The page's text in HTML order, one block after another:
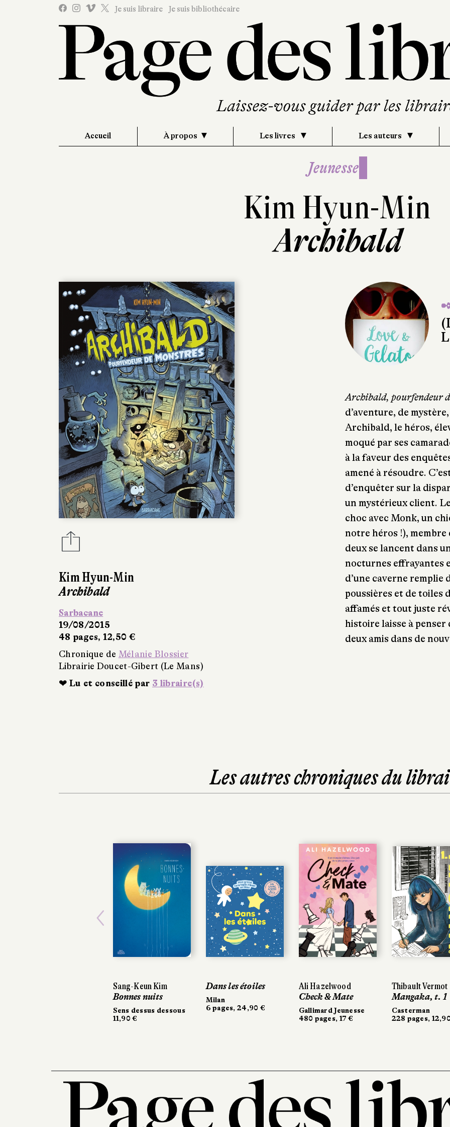
Je suis libraire Je suis bibliothécaire
Accueil À propos Les livres Les auteurs
Jeunesse
Kim Hyun-Min
Archibald
Kim Hyun-Min
Archibald
Sarbacane
19/08/2015
48 pages, 12,50 €
Chronique de Mélanie Blossier
Librairie Doucet-Gibert (Le Mans)
❤ Lu et conseillé par 3 libraire(s)
Archibald, pourfendeur
d’aventure, de
Archibald, le héros,
moqué par ses
à la faveur des
amené à résoudre.
d’enquêter sur la
un mystérieux client.
choc avec Monk, un
notre héros !), membre
deux se lancent dans
nocturnes effrayantes
d’une caverne remplie
poussières et de toiles
affamés et tout juste
histoire laisse à
deux amis dans de
Les autres chroniques du
Sang-Keun Kim
Bonnes nuits
Sens dessus dessous
11,90 €
Dans les étoiles
Milan
6 pages, 24,90 €
Ali Hazelwood
Check & Mate
Gallimard Jeunesse
480 pages, 17 €
Thibault Vermot
Mangaka, t. 1
Casterman
228 pages,
Dans les étoiles
Milan
6 pages, 24,90 €
Ali Hazelwood
Check & Mate
Gallimard Jeunesse
480 pages, 17 €
Thibault Vermot
Mangaka, t. 1
Casterman
228 pages,
Previous